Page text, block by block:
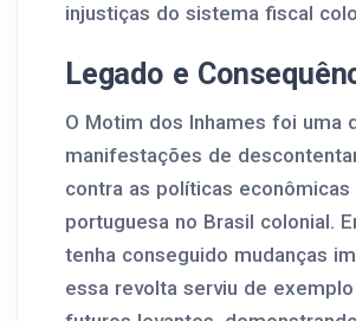
injustiças do sistema fiscal
Legado e
O Motim dos Inhames foi uma
manifestações de
contra as políticas econômicas
portuguesa no Brasil colonial.
tenha conseguido mudanças
essa revolta serviu de